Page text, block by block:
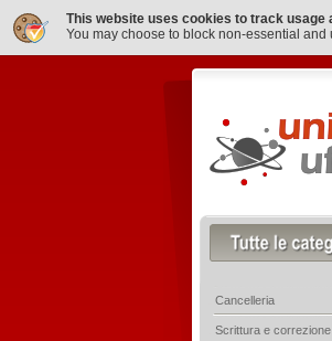
This website uses cookies to track usage
You may choose to block non-essential and
Cancelleria
Scrittura e correzione